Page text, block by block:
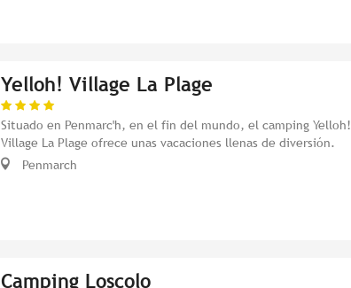
Yelloh! Village La Plage
Situado en Penmarc'h, en el fin del mundo, el camping Yelloh!
Village La Plage ofrece unas vacaciones llenas de diversión.
Penmarch
Camping Loscolo